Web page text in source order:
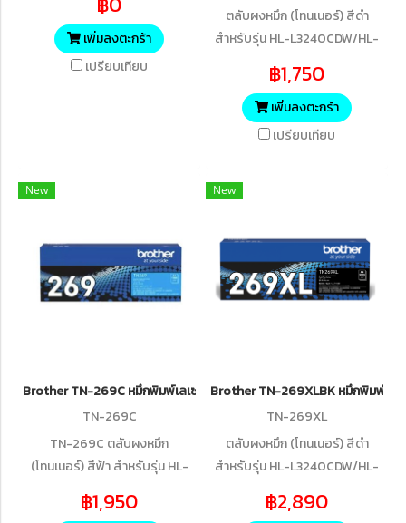
เพิ่มลงตะกร้า
เปรียบเทียบ
ตลับผงหมึก (โทนเนอร์) สีดำ
สำหรับรุ่น HL-L3240CDW/HL-
L3560CDW/MFC-
L3760CDW/MFC-L8340CDW ,
ปริมาณการพิมพ์ 5% บน A4 :
฿1,750
เพิ่มลงตะกร้า
เปรียบเทียบ
New
Brother TN-269C หมึกพิมพ์เลเซอร์บราเดอร์ รับประกันศูนย์บริการของ
TN-269C
TN-269C ตลับผงหมึก
(โทนเนอร์) สีฟ้า สำหรับรุ่น HL-
L3280CDW/DCP-
฿1,950
New
Brother TN-269XLBK หมึกพิมพ์เล
TN-269XL
ตลับผงหมึก (โทนเนอร์) สีดำ
สำหรับรุ่น HL-L3240CDW/HL-
L3560CDW/MFC-
฿2,890